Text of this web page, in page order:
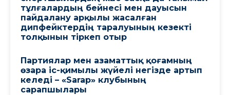
тұлғалардың бейнесі мен дауысын
пайдалану арқылы жасалған
дипфейктердің таралуының кезекті
толқынын тіркеп отыр
Партиялар мен азаматтық қоғамның
өзара іс-қимылы жүйелі негізде артып
келеді – «Sarap» клубының
сарапшылары